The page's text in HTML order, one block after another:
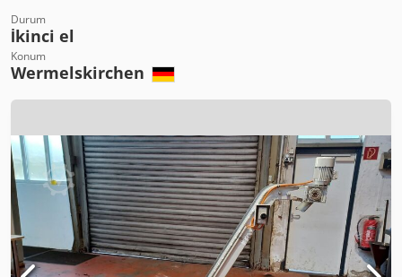
Durum
İkinci el
Konum
Wermelskirchen